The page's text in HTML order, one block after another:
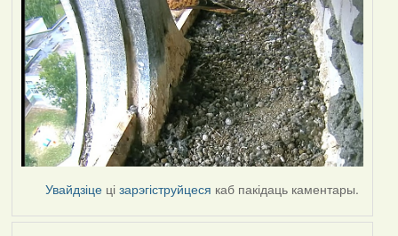
Увайдзіце цізарэгіструйцеся каб пакідаць каментары.